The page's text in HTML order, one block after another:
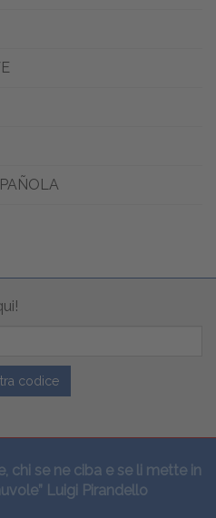
codice
chi se ne ciba e se li mette in
Luigi Pirandello